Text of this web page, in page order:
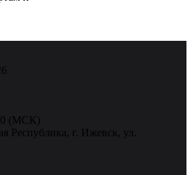
(МСК)
Республика, г. Ижевск, ул.